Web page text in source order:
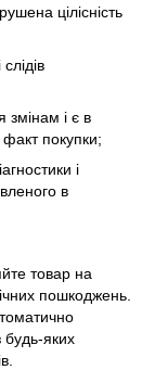
цілісність
змінам і є в
покупки;
і
в
товар на
пошкоджень.
яких